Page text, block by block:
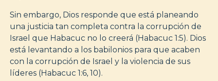
Sin embargo, Dios responde que está planeando
una justicia tan completa contra la corrupción de
Israel que Habacuc no lo creerá (Habacuc 1:5). Dios
está levantando a los babilonios para que acaben
con la corrupción de Israel y la violencia de sus
líderes (Habacuc 1:6, 10).